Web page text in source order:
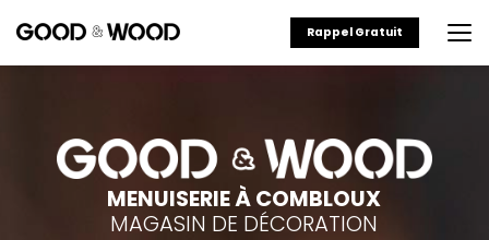
au
principal
Rappel Gratuit
MENUISERIE À COMBLOUX
MAGASIN DE DÉCORATION